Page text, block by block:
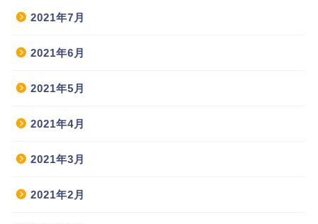
2021年7月
2021年6月
2021年5月
2021年4月
2021年3月
2021年2月